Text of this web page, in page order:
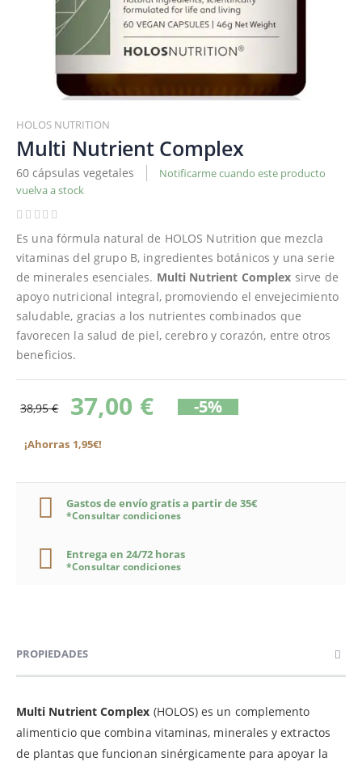
al
comienzo
de
la
galería
de
HOLOS NUTRITION
Multi Nutrient Complex
60 cápsulas vegetales
Notificarme cuando este producto
vuelva a stock
Es una fórmula natural de HOLOS Nutrition que mezcla
vitaminas del grupo B, ingredientes botánicos y una serie
de minerales esenciales. Multi Nutrient Complex sirve de
apoyo nutricional integral, promoviendo el envejecimiento
saludable, gracias a los nutrientes combinados que
favorecen la salud de piel, cerebro y corazón, entre otros
beneficios.
38,95 € 37,00 € -5%
¡Ahorras 1,95€!
Gastos de envío gratis a partir de 35€
*Consultar condiciones
Entrega en 24/72 horas
*Consultar condiciones
PROPIEDADES
Multi Nutrient Complex (HOLOS) es un complemento
alimenticio que combina vitaminas, minerales y extractos
de plantas que funcionan sinérgicamente para apoyar la